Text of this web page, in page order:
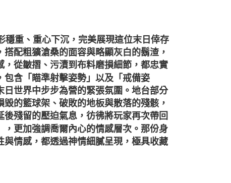
重、重心下沉，完美展現這位末日倖存
配粗獷滄桑的面容與略顯灰白的鬍渣，
從皺摺、污漬到布料磨損細節，都忠實
含「瞄準射擊姿勢」以及「戒備姿
世界中步步為營的緊張氛圍。地台部分
的籃球架、破敗的地板與散落的殘骸，
殘留的壓迫氣息，彷彿將玩家再次帶回
更加強調喬爾內心的情感層次。那份身
情感，都透過神情細膩呈現，極具收藏